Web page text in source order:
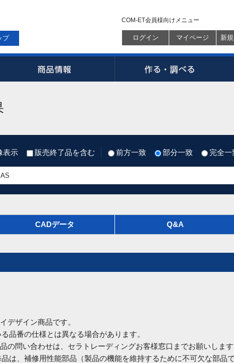
プ
COM-ET会員様向けメニュー
ログイン マイページ 新
表示 販売終了品を含む 前方一致 部分一致 完全一
CADデータ Q&A
デザイン商品です。
品番の仕様とは異なる場合があります。
の問い合わせは、セラトレーディングお客様窓口までお願いします
は、補修用性能部品（製品の機能を維持するために不可欠な部品で